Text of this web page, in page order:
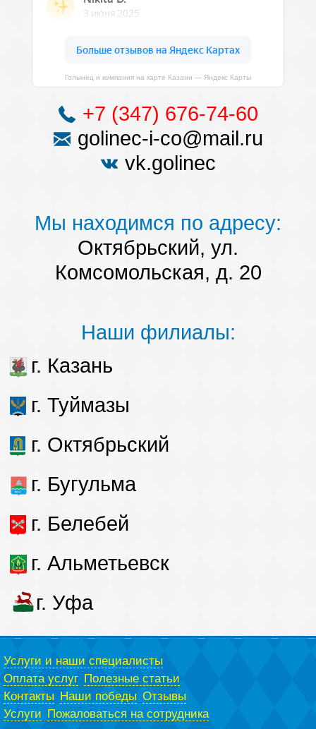
Голынец и компания на карте Казани — Яндекс Карты
+7 (347) 676-74-60
golinec-i-co@mail.ru
vk.golinec
Мы находимся по адресу:
Октябрьский, ул.
Комсомольская, д. 20
Наши филиалы:
г. Казань
г. Туймазы
г. Октябрьский
г. Бугульма
г. Белебей
г. Альметьевск
г. Уфа
Услуги и наши специалисты
Оплата услуг Полезные статьи
Контакты Наши победы Отзывы
Услуги Пожаловаться на сотрудника